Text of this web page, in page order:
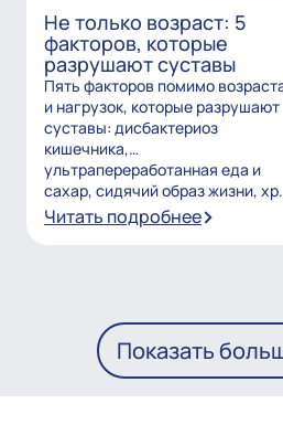
Не только возраст: 5
факторов, которые
разрушают суставы
Пять факторов помимо
и нагрузок, которые разрушают
суставы: дисбактериоз
кишечника,
ультрапереработанная еда и
сахар, сидячий образ жизни,
Читать подробнее
Показать